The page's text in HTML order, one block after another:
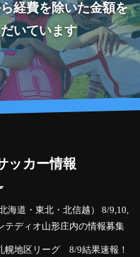
経費を除いた金額を
いています
ッカー情報
海道・東北・北信越） 8/9,10,
ディオ山形庄内の情報募集
幌地区リーグ 8/9結果速報！